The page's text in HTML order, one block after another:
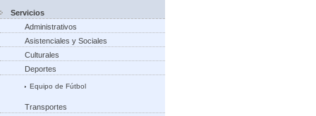
Servicios
Administrativos
Asistenciales y Sociales
Culturales
Deportes
Equipo de Fútbol
Transportes